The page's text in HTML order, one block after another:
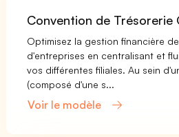
Convention de Trésorerie
Optimisez la gestion financière
d'entreprises en centralisant et
vos différentes filiales. Au sein
(composé d'une s...
Voir le modèle